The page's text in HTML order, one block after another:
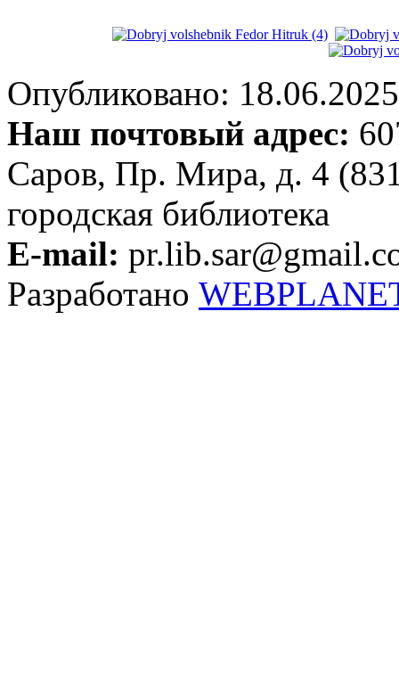
Опубликовано:
Наш почтовый адрес:
Саров, Пр. Мира, д. 4
городская библиотека
E-mail:
Разработано